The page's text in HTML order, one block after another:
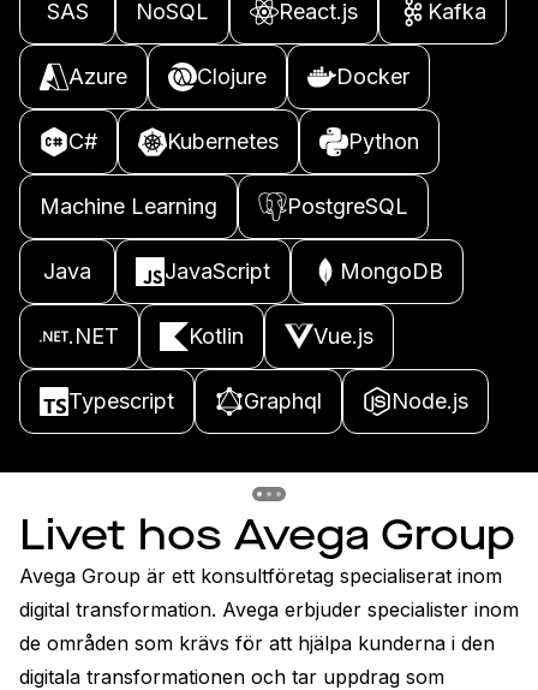
SAS NoSQL React.js Kafka
Azure Clojure Docker
C# Kubernetes Python
Machine Learning PostgreSQL
Java JavaScript MongoDB
.NET Kotlin Vue.js
Typescript Graphql Node.js
Livet hos Avega Group
Avega Group är ett konsultföretag specialiserat inom
digital transformation. Avega erbjuder specialister inom
de områden som krävs för att hjälpa kunderna i den
digitala transformationen och tar uppdrag som